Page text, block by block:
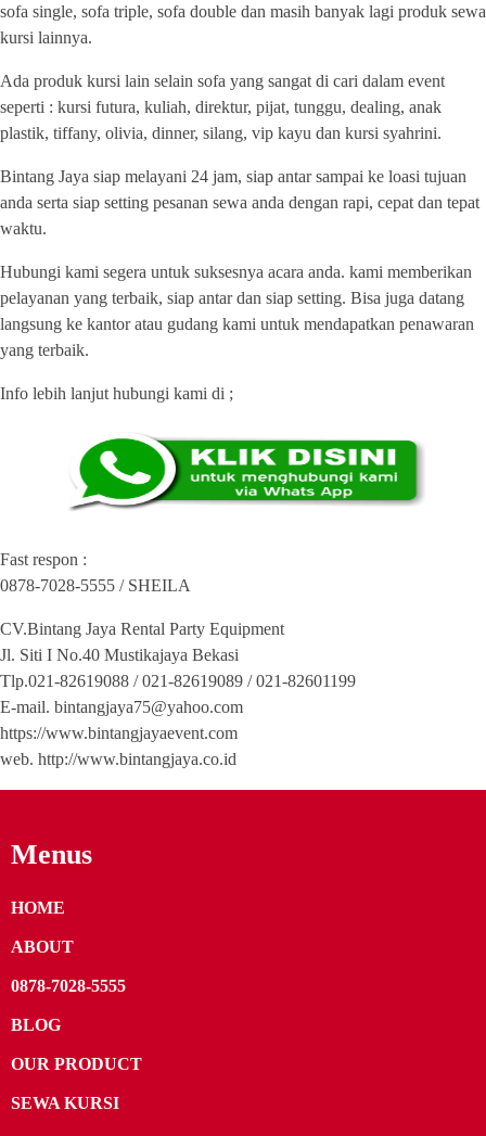
sofa single, sofa triple, sofa double dan masih banyak lagi produk sewa
kursi lainnya.
Ada produk kursi lain selain sofa yang sangat di cari dalam event
seperti : kursi futura, kuliah, direktur, pijat, tunggu, dealing, anak
plastik, tiffany, olivia, dinner, silang, vip kayu dan kursi syahrini.
Bintang Jaya siap melayani 24 jam, siap antar sampai ke loasi tujuan
anda serta siap setting pesanan sewa anda dengan rapi, cepat dan tepat
waktu.
Hubungi kami segera untuk suksesnya acara anda. kami memberikan
pelayanan yang terbaik, siap antar dan siap setting. Bisa juga datang
langsung ke kantor atau gudang kami untuk mendapatkan penawaran
yang terbaik.
Info lebih lanjut hubungi kami di ;
Fast respon :
0878-7028-5555 / SHEILA
CV.Bintang Jaya Rental Party Equipment
Jl. Siti I No.40 Mustikajaya Bekasi
Tlp.021-82619088 / 021-82619089 / 021-82601199
E-mail. bintangjaya75@yahoo.com
https://www.bintangjayaevent.com
web. http://www.bintangjaya.co.id
Menus
HOME
ABOUT
0878-7028-5555
BLOG
OUR PRODUCT
SEWA KURSI